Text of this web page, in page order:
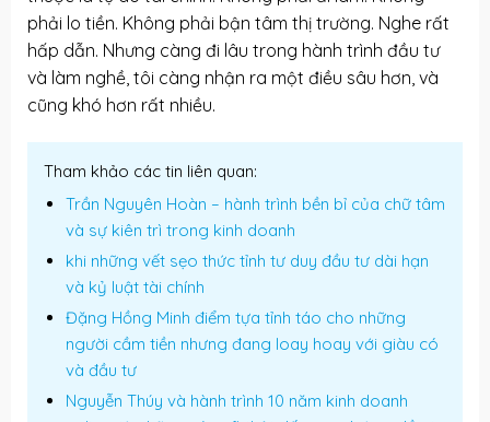
phải lo tiền. Không phải bận tâm thị trường. Nghe rất
hấp dẫn. Nhưng càng đi lâu trong hành trình đầu tư
và làm nghề, tôi càng nhận ra một điều sâu hơn, và
cũng khó hơn rất nhiều.
Tham khảo các tin liên quan:
Trần Nguyên Hoàn – hành trình bền bỉ của chữ tâm
và sự kiên trì trong kinh doanh
khi những vết sẹo thức tỉnh tư duy đầu tư dài hạn
và kỷ luật tài chính
Đặng Hồng Minh điểm tựa tỉnh táo cho những
người cầm tiền nhưng đang loay hoay với giàu có
và đầu tư
Nguyễn Thúy và hành trình 10 năm kinh doanh